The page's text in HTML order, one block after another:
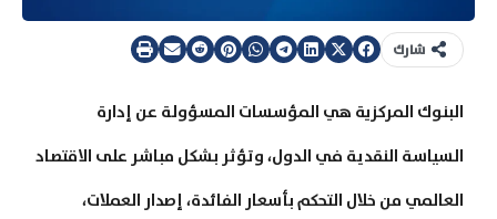
شارك
البنوك المركزية هي المؤسسات المسؤولة عن إدارة
السياسة النقدية في الدول، وتؤثر بشكل مباشر على الاقتصاد
العالمي من خلال التحكم بأسعار الفائدة، إصدار العملات،